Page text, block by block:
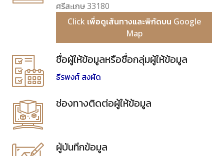
ศรีสะเกษ 33180
Click เพื่อดูเส้นทางและพิกัดบน Google
Map
ชื่อผู้ให้ข้อมูลหรือชื่อกลุ่มผู้ให้ข้อมูล
ธีรพงศ์ สงผัด
ช่องทางติดต่อผู้ให้ข้อมูล
ผู้บันทึกข้อมูล